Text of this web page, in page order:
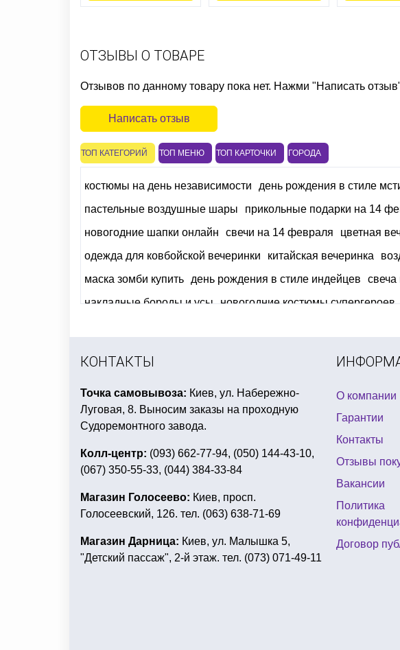
ОТЗЫВЫ О ТОВАРЕ
Отзывов по данному товару пока нет. Нажми "Написать
Написать отзыв
ТОП КАТЕГОРИЙ ТОП МЕНЮ ТОП КАРТОЧКИ ГОРОДА
костюмы на день независимости день рождения в стиле
пастельные воздушные шары
прикольные подарки на 14
новогодние шапки онлайн
свечи на 14 февраля цветная
одежда для ковбойской вечеринки
китайская вечеринка
маска зомби купить
день рождения в стиле индейцев свеча
накладные бороды и усы новогодние костюмы супергероев
КОНТАКТЫ
Точка самовывоза: Киев, ул. Набережно-
Луговая, 8. Выносим заказы на проходную
Судоремонтного завода.
Колл-центр: (093) 662-77-94, (050) 144-43-10,
(067) 350-55-33, (044) 384-33-84
Магазин Голосеево: Киев, просп.
Голосеевский, 126. тел. (063) 638-71-69
Магазин Дарница: Киев, ул. Малышка 5,
"Детский пассаж", 2-й этаж. тел. (073) 071-49-11
О компании
Гарантии
Контакты
Отзывы
Вакансии
Политика
Договор